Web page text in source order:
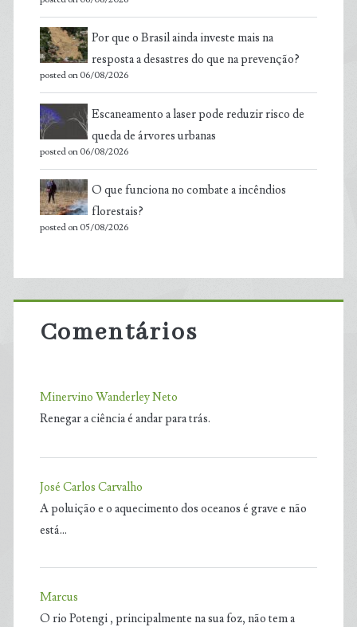
Por que o Brasil ainda investe mais na
resposta a desastres do que na prevenção?
posted on 06/08/2026
Escaneamento a laser pode reduzir risco de
queda de árvores urbanas
posted on 06/08/2026
O que funciona no combate a incêndios
florestais?
posted on 05/08/2026
Comentários
Minervino Wanderley Neto
Renegar a ciência é andar para trás.
José Carlos Carvalho
A poluição e o aquecimento dos oceanos é grave e não
está…
Marcus
O rio Potengi , principalmente na sua foz, não tem a